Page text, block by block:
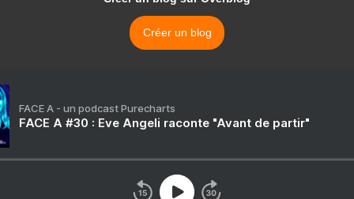
Créer un blog
FACE A - un podcast Purecharts
FACE A #30 : Eve Angeli raconte "Avant de partir"